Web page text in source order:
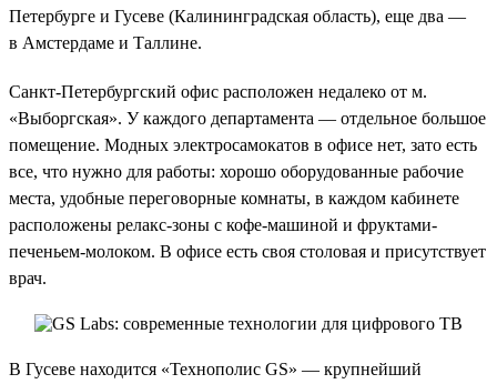
Петербурге и Гусеве (Калининградская область), еще два —
в Амстердаме и Таллине.
Санкт-Петербургский офис расположен недалеко от м.
«Выборгская». У каждого департамента — отдельное большое
помещение. Модных электросамокатов в офисе нет, зато есть
все, что нужно для работы: хорошо оборудованные рабочие
места, удобные переговорные комнаты, в каждом кабинете
расположены релакс-зоны с кофе-машиной и фруктами-
печеньем-молоком. В офисе есть своя столовая и присутствует
врач.
В Гусеве находится «Технополис GS» — крупнейший